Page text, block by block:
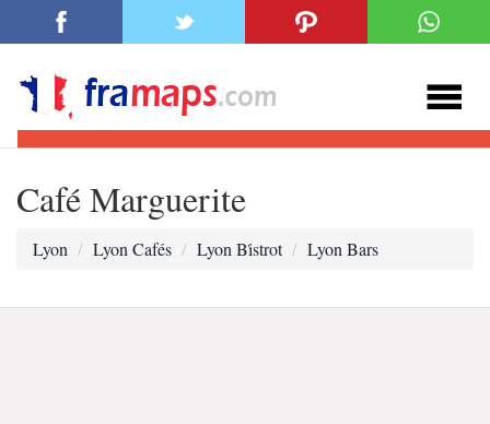
Café Marguerite
Lyon Lyon Cafés Lyon Bi̇strot Lyon Bars